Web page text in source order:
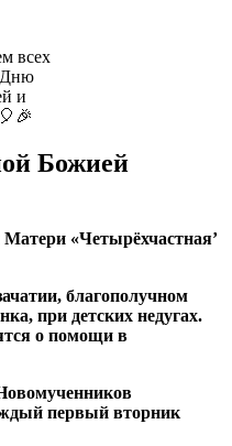
всех
Дню
и
Божией
«Четырёхчастная’
благополучном
при детских недугах.
о помощи в
первый вторник